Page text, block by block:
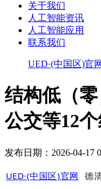
关于我们
人工智能资讯
人工智能应用
联系我们
UED·(中国区)官网
结构低（
公交等12个
发布日期：2026-04-17
UED·(中国区)官网 德